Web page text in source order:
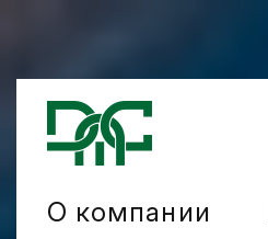
О компании